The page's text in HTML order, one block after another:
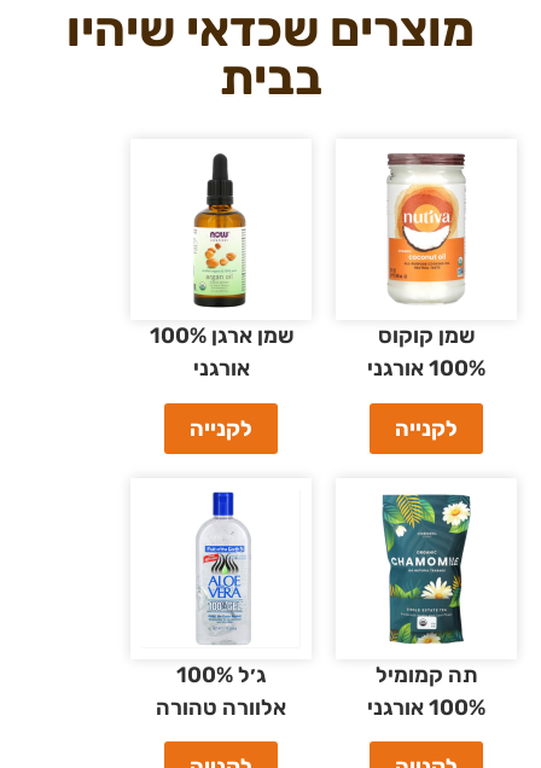
מוצרים שכדאי שיהיו
בבית
שמן קוקוס
100% אורגני
לקנייה לקנייה
שמן ארגן 100%
אורגני
תה קמומיל
100% אורגני
ג׳ל 100%
אלוורה טהורה